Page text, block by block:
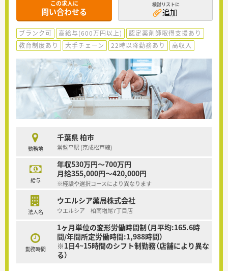
この求人に
問い合わせる
検討リストに
追加
ブランク可 高給与(600万円以上)
認定薬剤師取得支援あり
教育制度あり
大手チェーン 22時以降勤務あり 高収入
勤務地
千葉県 柏市
常盤平駅 (京成松戸線)
給与
年収530万円～700万円
月給355,000円～420,000円
※経験や選択コースにより異なります
法人名
ウエルシア薬局株式会社
ウエルシア 柏南増尾7丁目店
勤務時間
1ヶ月単位の変形労働時間制（月平均:165.6時
間/年間所定労働時間:1,988時間）
※1日4~15時間のシフト制勤務（店舗により異な
る）